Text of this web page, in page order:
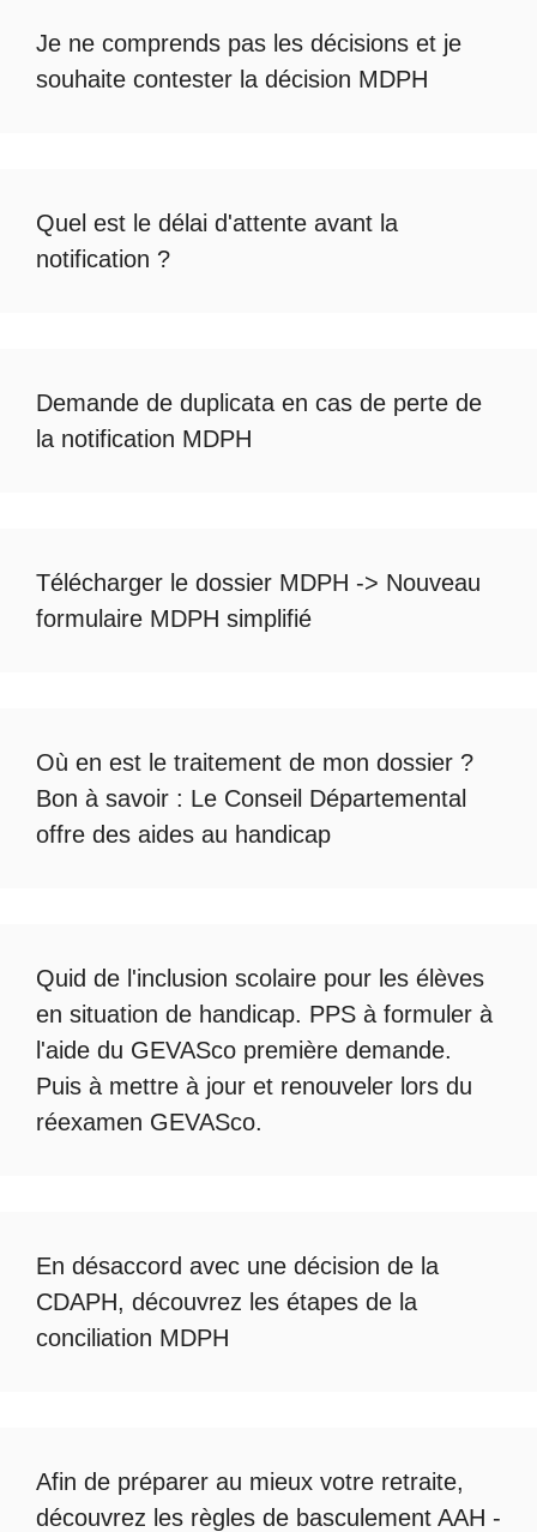
Je ne comprends pas les décisions et je
souhaite contester la décision MDPH
Quel est le délai d'attente avant la
notification ?
Demande de duplicata en cas de perte de
la notification MDPH
Télécharger le dossier MDPH -> Nouveau
formulaire MDPH simplifié
Où en est le traitement de mon dossier ?
Bon à savoir : Le Conseil Départemental
offre des aides au handicap
Quid de l'inclusion scolaire pour les élèves
en situation de handicap. PPS à formuler à
l'aide du GEVASco première demande.
Puis à mettre à jour et renouveler lors du
réexamen GEVASco.
En désaccord avec une décision de la
CDAPH, découvrez les étapes de la
conciliation MDPH
Afin de préparer au mieux votre retraite,
découvrez les règles de basculement AAH -